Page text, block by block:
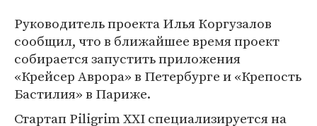
Руководитель проекта Илья Коргузалов
сообщил, что в ближайшее время проект
собирается запустить приложения
«Крейсер Аврора» в Петербурге и «Крепость
Бастилия» в Париже.
Стартап Piligrim XXI специализируется на